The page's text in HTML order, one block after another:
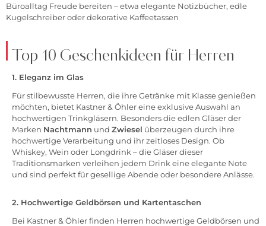
Büroalltag Freude bereiten – etwa elegante Notizbücher, edle
Kugelschreiber oder dekorative Kaffeetassen
Top 10 Geschenkideen für Herren
1. Eleganz im Glas
Für stilbewusste Herren, die ihre Getränke mit Klasse genießen
möchten, bietet Kastner & Öhler eine exklusive Auswahl an
hochwertigen Trinkgläsern. Besonders die edlen Gläser der
Marken Nachtmann und Zwiesel überzeugen durch ihre
hochwertige Verarbeitung und ihr zeitloses Design. Ob
Whiskey, Wein oder Longdrink – die Gläser dieser
Traditionsmarken verleihen jedem Drink eine elegante Note
und sind perfekt für gesellige Abende oder besondere Anlässe.
2. Hochwertige Geldbörsen und Kartentaschen
Bei Kastner & Öhler finden Herren hochwertige Geldbörsen und